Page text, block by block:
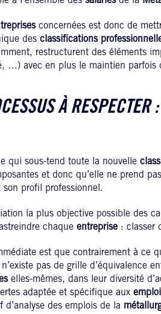
concernées est donc de
des classifications
restructurent des éléments
…) avec en plus le maintien parfois
À RESPECTER
qui sous-tend toute la nouvelle
et donc qu’elle ne prend
profil professionnel.
la plus objective possible des
chaque entreprise: classer
est que contrairement à ce
pas de grille d’équivalence
elles-mêmes, dans leur diversité
adaptée et spécifique aux
d’analyse des emplois de la